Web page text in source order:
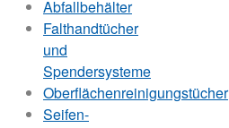
Abfallbehälter
Falthandtücher
und
Spendersysteme
Oberflächenreinigungstücher
Seifen-